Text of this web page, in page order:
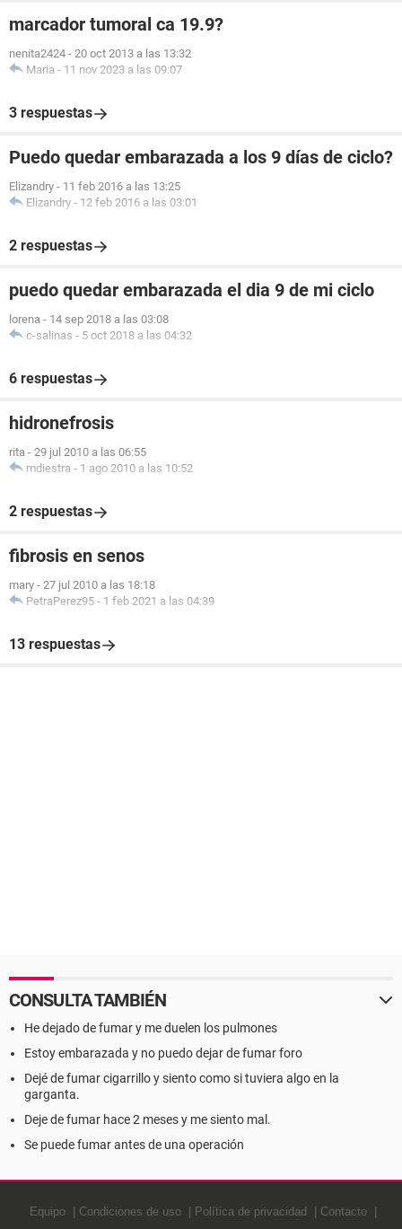
marcador tumoral ca 19.9?
nenita2424 - 20 oct 2013 a las 13:32
Maria - 11 nov 2023 a las 09:07
3 respuestas
Puedo quedar embarazada a los 9 días de ciclo?
Elizandry - 11 feb 2016 a las 13:25
Elizandry - 12 feb 2016 a las 03:01
2 respuestas
puedo quedar embarazada el dia 9 de mi ciclo
lorena - 14 sep 2018 a las 03:08
c-salinas - 5 oct 2018 a las 04:32
6 respuestas
hidronefrosis
rita - 29 jul 2010 a las 06:55
mdiestra - 1 ago 2010 a las 10:52
2 respuestas
fibrosis en senos
mary - 27 jul 2010 a las 18:18
PetraPerez95 - 1 feb 2021 a las 04:39
13 respuestas
CONSULTA TAMBIÉN
He dejado de fumar y me duelen los pulmones
Estoy embarazada y no puedo dejar de fumar foro
Dejé de fumar cigarrillo y siento como si tuviera algo en la
garganta.
Deje de fumar hace 2 meses y me siento mal.
Se puede fumar antes de una operación
Equipo Condiciones de uso Política de privacidad Contacto